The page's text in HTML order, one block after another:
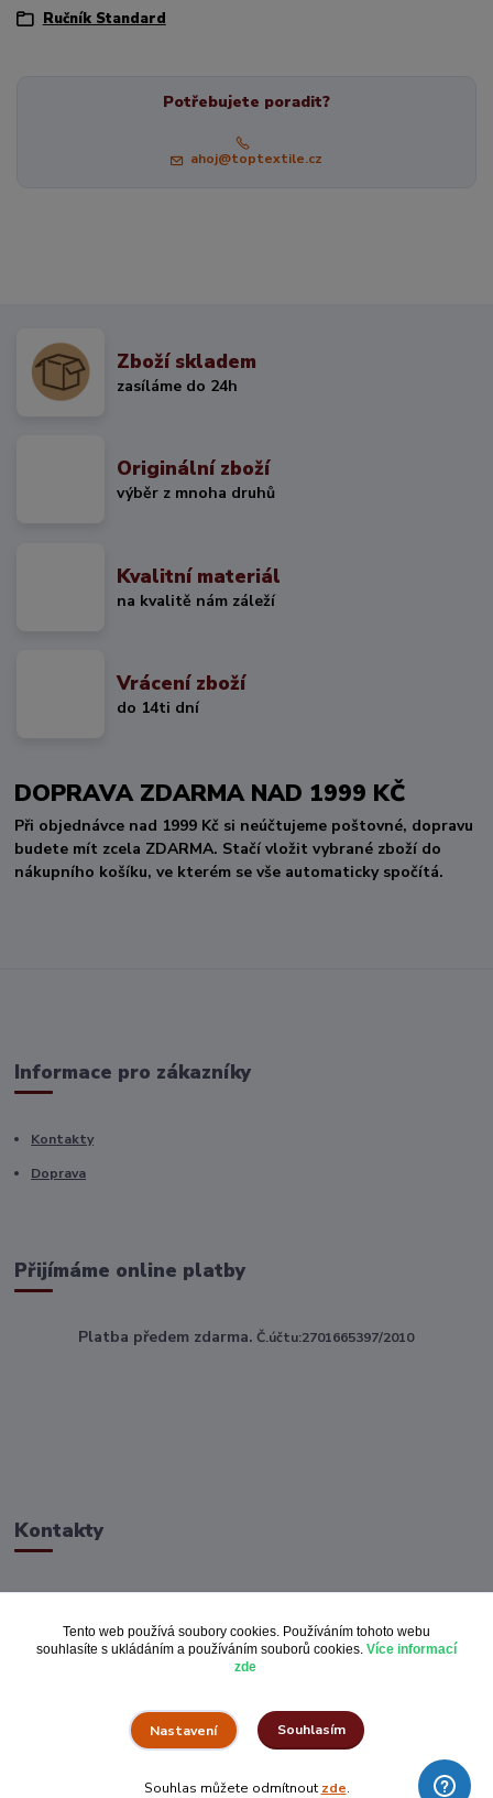
Ručník Standard
Potřebujete poradit?
ahoj@toptextile.cz
Zboží skladem
zasíláme do 24h
Originální zboží
výběr z mnoha druhů
Kvalitní materiál
na kvalitě nám záleží
Vrácení zboží
do 14ti dní
DOPRAVA ZDARMA NAD 1999 KČ
Při objednávce nad 1999 Kč si neúčtujeme poštovné, dopravu
budete mít zcela ZDARMA. Stačí vložit vybrané zboží do
nákupního košíku, ve kterém se vše automaticky spočítá.
Informace pro zákazníky
Kontakty
Doprava
Přijímáme online platby
Platba předem zdarma. Č.účtu:2701665397/2010
Kontakty
Tento web používá soubory cookies. Používáním tohoto webu
souhlasíte s ukládáním a používáním souborů cookies. Více informací
zde
Nastavení Souhlasím
Souhlas můžete odmítnout zde.